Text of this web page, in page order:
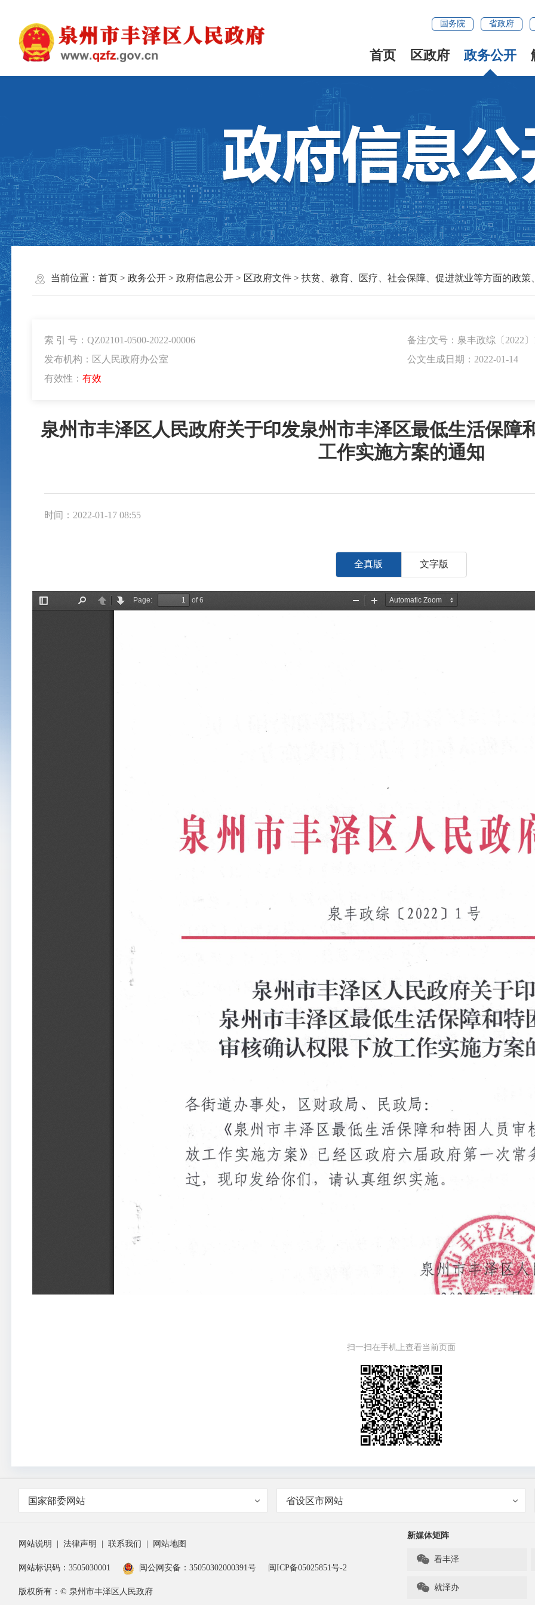
国务院 省政府
首页 区政府 政务公开
当前位置： 首页> 政务公开> 政府信息公开> 区政府文件> 扶贫、教育、医疗、社会保障、促进就业等方面的政策
索 引 号：QZ02101-0500-2022-00006
备注/文号：泉丰政综〔2022
发布机构：区人民政府办公室
公文生成日期：2022-01-14
有效性： 有效
泉州市丰泽区人民政府关于印发泉州市丰泽区最低生活保障
工作实施方案的通知
时间：2022-01-17 08:55
全真版 文字版
扫一扫在手机上查看当前页面
国家部委网站 省设区市网站
网站说明 法律声明 联系我们 网站地图
网站标识码：3505030001 闽公网安备：35050302000391号 闽ICP备05025851号-2
版权所有：© 泉州市丰泽区人民政府
新媒体矩阵
 看丰泽
 就泽办